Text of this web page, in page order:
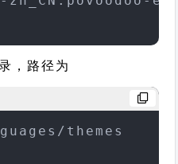
，路径为
themes